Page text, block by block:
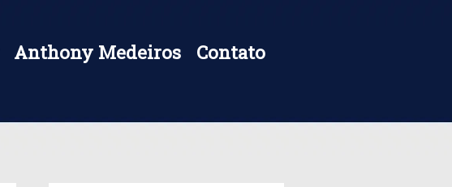
Anthony Medeiros Contato